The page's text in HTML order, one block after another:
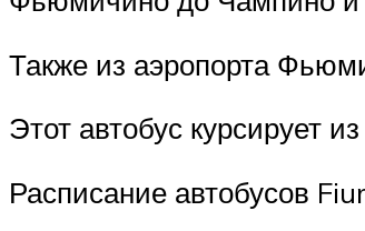
Также из аэропорта
Этот автобус курсирует
Расписание автобусов